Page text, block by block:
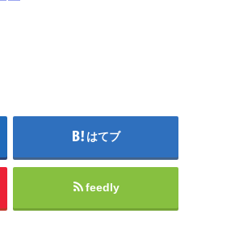
はてブ
feedly